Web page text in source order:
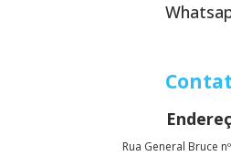
Rua General Bruce